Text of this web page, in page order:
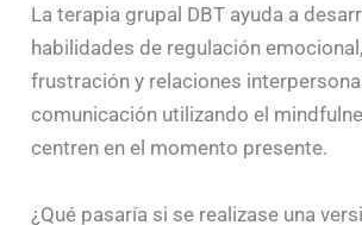
La terapia grupal DBT ayuda a
habilidades de regulación
frustración y relaciones
comunicación utilizando el
centren en el momento presente.
¿Qué pasaría si se realizase una